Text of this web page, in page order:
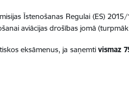
Īstenošanas Regulai (ES)
aviācijas drošības jomā (turpmāk
eksāmenus, ja saņemti vismaz